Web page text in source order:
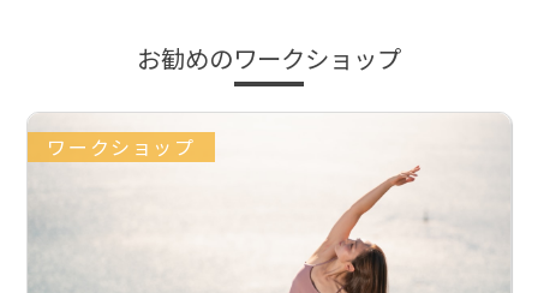
お勧めのワークショップ
ワークショップ